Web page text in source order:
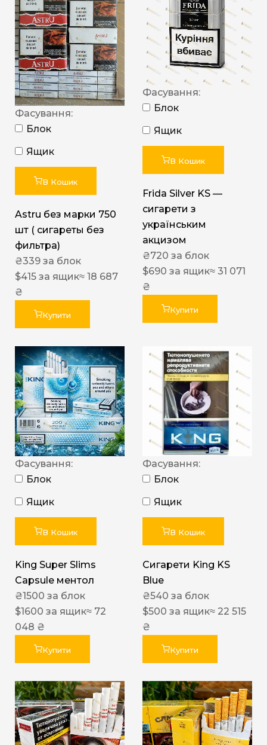
Фасування:
Блок
Ящик
В Кошик
Astru без марки 750
шт ( сигареты без
фильтра)
₴339 за блок
$415 за ящик≈ 18 687
₴
Купити
Фасування:
Блок
Ящик
В Кошик
Frida Silver KS —
сигарети з
українським
акцизом
₴720 за блок
$690 за ящик≈ 31 071
₴
Купити
Фасування:
Блок
Ящик
В Кошик
King Super Slims
Capsule ментол
₴1500 за блок
$1600 за ящик≈ 72
048 ₴
Купити
Фасування:
Блок
Ящик
В Кошик
Сигарети King KS
Blue
₴540 за блок
$500 за ящик≈ 22 515
₴
Купити